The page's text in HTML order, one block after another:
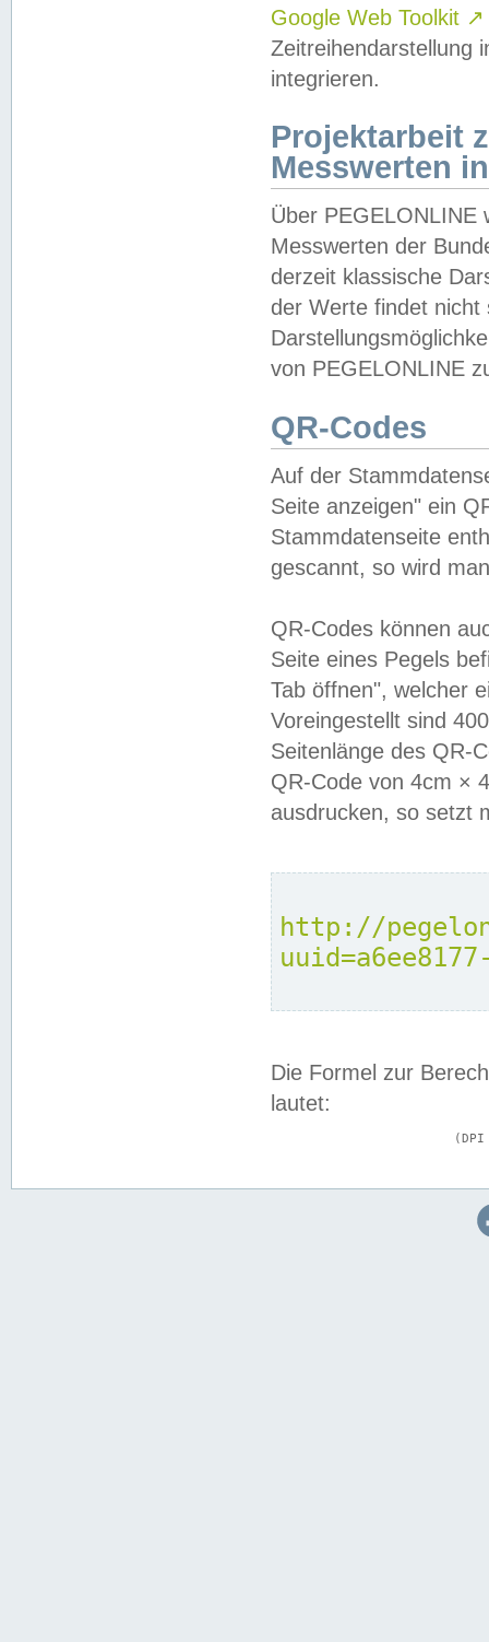
Google Web Toolkit ↗
Zeitreihendarstellung
integrieren.
Projektarbeit
Messwerten
Über PEGELONLINE
Messwerten der
derzeit klassische
der Werte findet
von PEGELONLINE
QR-Codes
Auf der
Seite anzeigen" ein
Stammdatenseite
gescannt, so wird
QR-Codes können
Seite eines Pegels
Tab öffnen", welcher
Voreingestellt sind
Seitenlänge des QR-
QR-Code von 4cm ×
ausdrucken, so setzt
http://
Die Formel zur
lautet: